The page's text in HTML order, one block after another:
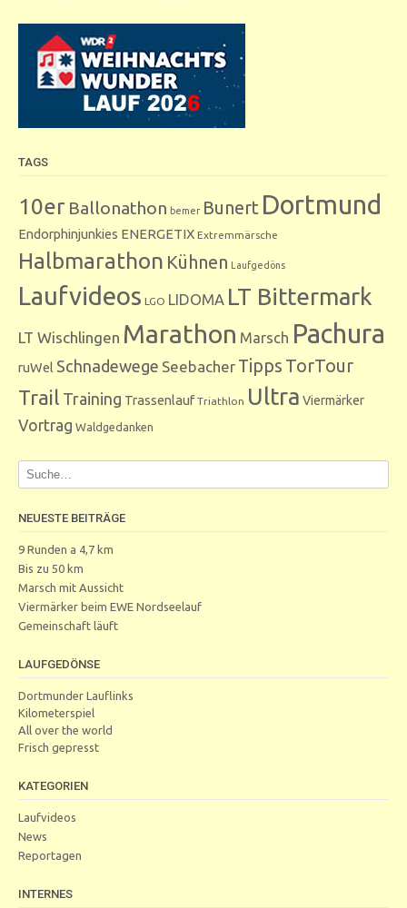
TAGS
10er Ballonathon bemer Bunert Dortmund
Endorphinjunkies ENERGETIX Extremmärsche
Halbmarathon Kühnen Laufgedöns
Laufvideos LGO LIDOMA LT Bittermark
LT Wischlingen Marathon Marsch Pachura
ruWel Schnadewege Seebacher Tipps TorTour
Trail Training Trassenlauf Triathlon Ultra Viermärker
Vortrag Waldgedanken
NEUESTE BEITRÄGE
9 Runden a 4,7 km
Bis zu 50 km
Marsch mit Aussicht
Viermärker beim EWE Nordseelauf
Gemeinschaft läuft
LAUFGEDÖNSE
Dortmunder Lauflinks
Kilometerspiel
All over the world
Frisch gepresst
KATEGORIEN
Laufvideos
News
Reportagen
INTERNES